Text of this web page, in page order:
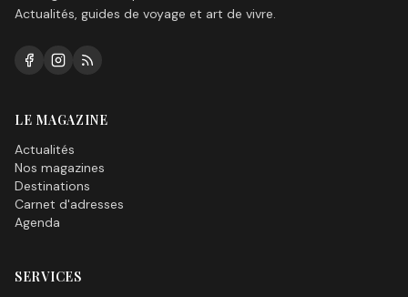
Actualités, guides de voyage et art de vivre.
LE MAGAZINE
Actualités
Nos magazines
Destinations
Carnet d'adresses
Agenda
SERVICES